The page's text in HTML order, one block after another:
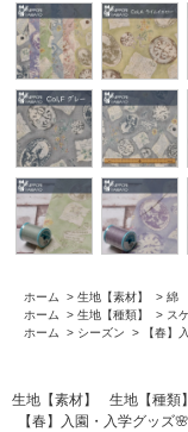
ホーム > 生地【素材】 > 綿
ホーム
> 生地【種類】 > ス
ホーム
> シーズン > 【春】
生地【素材】 生地【種類】
【春】入園・入学グッズ🌸